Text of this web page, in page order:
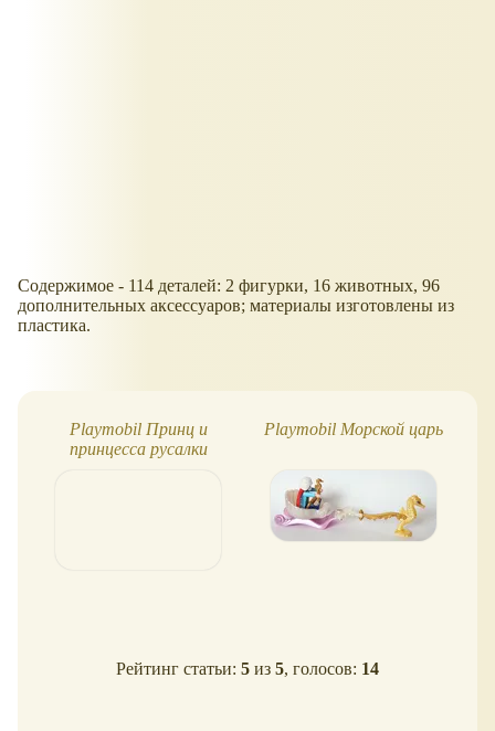
Содержимое - 114 деталей: 2 фигурки, 16 животных, 96
дополнительных аксессуаров; материалы изготовлены из
пластика.
Playmobil Принц и
принцесса русалки
Playmobil Морской царь
Рейтинг статьи: 5 из 5, голосов: 14